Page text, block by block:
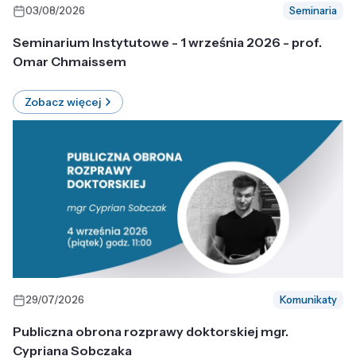
03/08/2026 Seminaria
Seminarium Instytutowe - 1 września 2026 - prof.
Omar Chmaissem
Zobacz więcej
29/07/2026 Komunikaty
Publiczna obrona rozprawy doktorskiej mgr.
Cypriana Sobczaka